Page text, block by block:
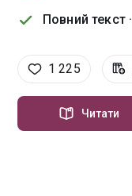
Повний текст ·
1 225
Читати